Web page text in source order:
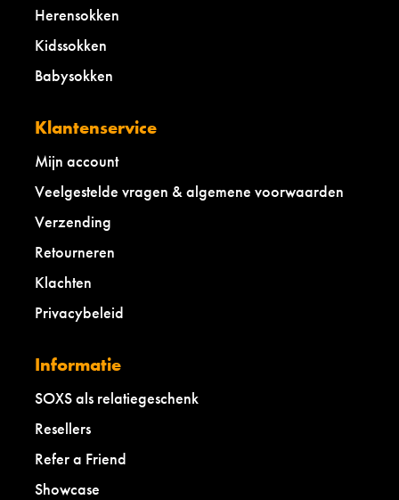
Herensokken
Kidssokken
Babysokken
Klantenservice
Mijn account
Veelgestelde vragen & algemene voorwaarden
Verzending
Retourneren
Klachten
Privacybeleid
Informatie
SOXS als relatiegeschenk
Resellers
Refer a Friend
Showcase